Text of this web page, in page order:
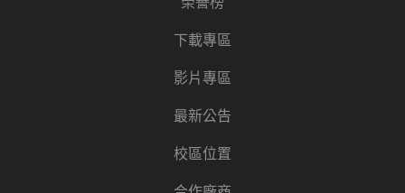
下載專區
影片專區
最新公告
校區位置